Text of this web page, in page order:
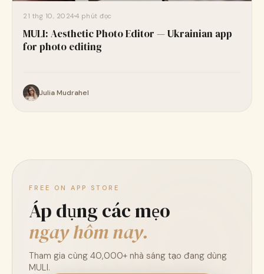
21 thg 10, 20244 phút đọc
MULI: Aesthetic Photo Editor — Ukrainian app
for photo editing
Julia Mudrahel
FREE ON APP STORE
Áp dụng các mẹo
ngay hôm nay.
Tham gia cùng 40,000+ nhà sáng tạo đang dùng
MULI.